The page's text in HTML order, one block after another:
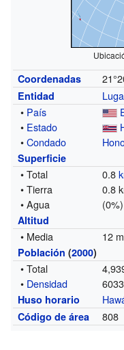
Coordenadas
Entidad
• País
• Estado
•Condado
Superficie
• Total 0.8
• Tierra
0.8
• Agua
Altitud
• Media 12
Población (2000)
• Total
• Densidad
Huso horario
Código de área 808